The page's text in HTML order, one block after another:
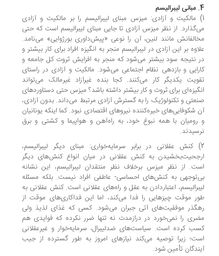
مالکیت و آزادی: میزس مبنای لیبرالیسم را بر مالکیت و آزادی
از نظر میزس آزادی تا جایی مبنای لیبرالیسم است که حتی
مانند لنین، آن را نوعی «پیش‌داوری بورژوایی» می‌نامد.
بر این آزادی در لیبرالیسم منجر به انگیزه افراد برای کار بیشتر و
نتیجه سود بیشتر می‌شود که منجر به افزایش ثروت کل جامعه و
و بازدهی نظام اجتماعی می‌شود. مالکیت و آزادی در راستای
یکدیگر کار می‌کنند. کجا بنده غیرآزاد غیرمالک می‌تواند
برای ثروت و کار بیشتر داشته باشد؟ میزس حتی دستاوردهای
و تکنولوژیک را به گسترش آزادی مرتبط می‌داند. بدون آزادی،
شکوفایی‌های خیره‌کننده نیروهای اقتصادی نبود. کما اینکه یونانیان
با همه نبوغ خود، به راه‌آهن و هواپیما و کشتی و برق
کنش عقلانی در برابر سرمایه‌خواری: مبنای دیگر لیبرالیسم،
به کنش عقلانی در میان انواع کنش‌های دیگر
از نظر میزس برخلاف نظر منتقدان لیبرالیسم، این نشانه
به کنش‌های احساسی- عاطفی افراد نیست. بلکه مسئله
اعتباردادن به عقل و راه‌های عقلانی است. کنش عقلانی به
موقت چیزهایی را فدا می‌کند، اما این فداکاری‌های موقت از
موفقیت‌های آتی جبران می‌شود. کسی که غذای لذیذ ولی
را نمی‌خورد در درازمدت نه تنها ضرر نکرده که فوایدی هم
کرده است. سیاست‌های ضدلیبرال، سرمایه‌خوار و غیرعقلانی
زیرا توصیه می‌کند نیازهای امروز به طور گسترده از جیب
تأمین شود.